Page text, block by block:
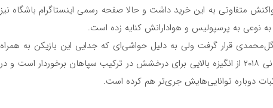
متفاوتی به این خرید داشت و حالا صفحه رسمی اینستاگرام باشگاه نیز
به نوعی به پرسپولیس و هوادارانش کنایه زده است.
البته که رامین رضایئان درلیست مازاد یحیی گل‌محمدی قرار گرفت ولی به دلیل حواشی‎‌ای که جدایی این بازیکن به همراه
داشت، مدافع راست تیم ملی ایران در جام جهانی ۲۰۱۸ از انگیزه بالایی برای درخشش در ترکیب سپاهان برخوردار است و در
دوباره توانایی‌هایش جری‌تر هم کرده است.